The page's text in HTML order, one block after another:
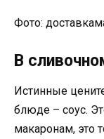
Фото:
В
Истинные
блюде – соус.
макаронам, это